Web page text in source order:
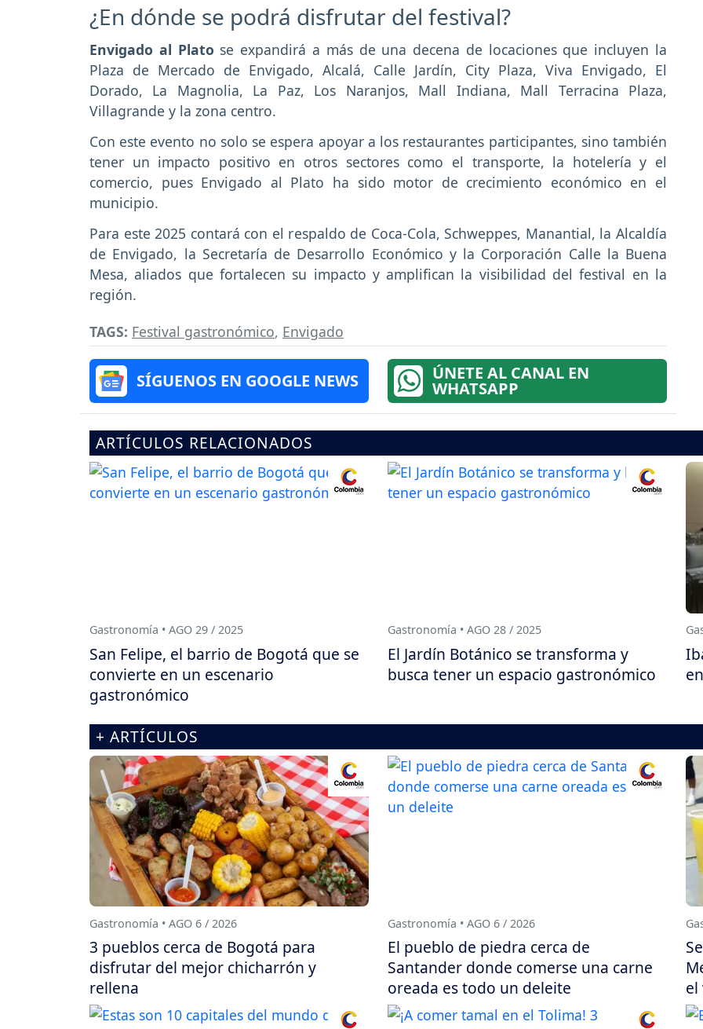
¿En dónde se podrá disfrutar del festival?
Envigado al Plato se expandirá a más de una decena de locaciones que incluyen la
Plaza de Mercado de Envigado, Alcalá, Calle Jardín, City Plaza, Viva Envigado, El
Dorado, La Magnolia, La Paz, Los Naranjos, Mall Indiana, Mall Terracina Plaza,
Villagrande y la zona centro.
Con este evento no solo se espera apoyar a los restaurantes participantes, sino también
tener un impacto positivo en otros sectores como el transporte, la hotelería y el
comercio, pues Envigado al Plato ha sido motor de crecimiento económico en el
municipio.
Para este 2025 contará con el respaldo de Coca-Cola, Schweppes, Manantial, la Alcaldía
de Envigado, la Secretaría de Desarrollo Económico y la Corporación Calle la Buena
Mesa, aliados que fortalecen su impacto y amplifican la visibilidad del festival en la
región.
TAGS: Festival gastronómico, Envigado
SÍGUENOS EN GOOGLE NEWS ÚNETE AL CANAL EN
WHATSAPP
ARTÍCULOS RELACIONADOS
Gastronomía • AGO 29 / 2025
San Felipe, el barrio de Bogotá que se
convierte en un escenario
gastronómico
Gastronomía • AGO 28 / 2025
El Jardín Botánico se transforma y
busca tener un espacio gastronómico
+ ARTÍCULOS
Gastronomía • AGO 6 / 2026
3 pueblos cerca de Bogotá para
disfrutar del mejor chicharrón y
rellena
Gastronomía • AGO 6 / 2026
El pueblo de piedra cerca de
Santander donde comerse una carne
oreada es todo un deleite
el